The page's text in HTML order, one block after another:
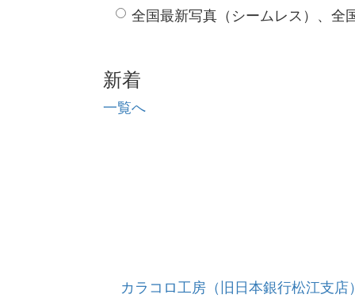
田儀櫻井家たたら製鉄遺跡（越堂たた
隠岐国分寺境内
荒神谷遺跡
今市大念寺古墳
全国最新写真（シームレス）、全
新着
一覧へ
カラコロ工房（旧日本銀行松江支店